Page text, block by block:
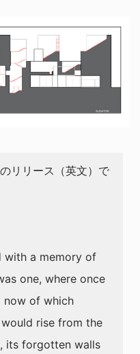
リリース（英文）で
with a memory of
one, where once
now of which
rise from the
its forgotten walls